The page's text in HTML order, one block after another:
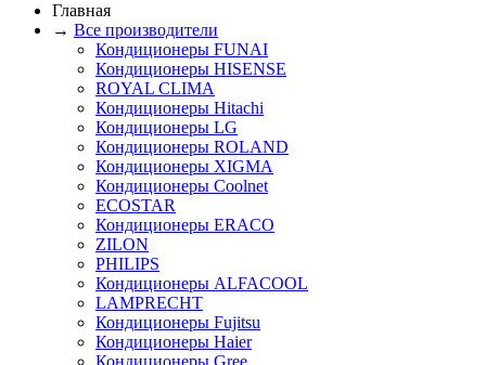
Главная
→ Все производители
Кондиционеры FUNAI
Кондиционеры HISENSE
ROYAL CLIMA
Кондиционеры Hitachi
Кондиционеры LG
Кондиционеры ROLAND
Кондиционеры XIGMA
Кондиционеры Coolnet
ECOSTAR
Кондиционеры ERACO
ZILON
PHILIPS
Кондиционеры ALFACOOL
LAMPRECHT
Кондиционеры Fujitsu
Кондиционеры Haier
Кондиционеры Gree